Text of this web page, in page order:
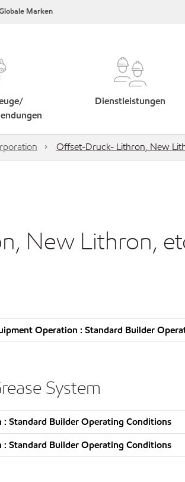
Marken
Dienstleistungen
Offset-Druck- Lithron, New
New Lithron,
Operation : Standard Builder
System
: Standard Builder Operating Conditions
: Standard Builder Operating Conditions